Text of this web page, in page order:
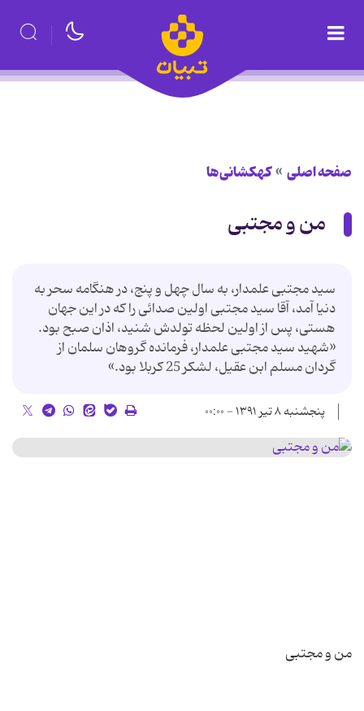
صفحه اصلی کهکشانی‌ها
من و مجتبی
سید مجتبی علمدار، به سال چهل و پنج، در هنگامه سحر به
دنیا آمد، آقا سید مجتبی اولین صدائی را که در این جهان
هستی، پس از اولین لحظه تولدش شنید، اذان صبح بود.
«شهید سید مجتبی علمدار، فرمانده گروهان سلمان از
گردان مسلم ابن عقیل، لشکر 25 کربلا بود.»
پنجشنبه ۸ تیر ۱۳۹۱ - ۰۰:۰۰